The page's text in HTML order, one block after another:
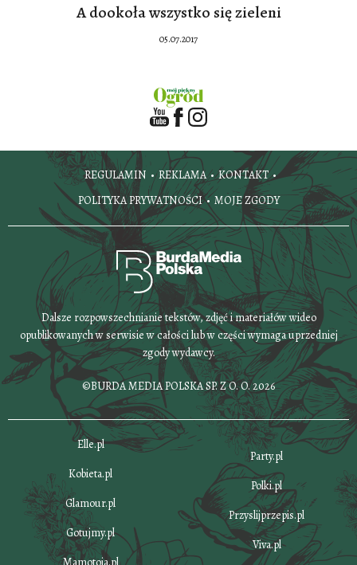
A dookoła wszystko się zieleni
05.07.2017
REGULAMIN REKLAMA
KONTAKT
POLITYKA PRYWATNOŚCI
MOJE ZGODY
Dalsze rozpowszechnianie tekstów, zdjęć i materiałów wideo
opublikowanych w serwisie w całości lub w części wymaga uprzedniej
zgody wydawcy.
©BURDA MEDIA POLSKA SP. Z O. O. 2026
Elle.pl
Kobieta.pl
Glamour.pl
Gotujmy.pl
Party.pl
Polki.pl
Przyslijprzepis.pl
Viva.pl